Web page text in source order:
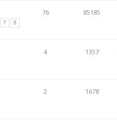
7 8
76 85185
4 1357
2 1678